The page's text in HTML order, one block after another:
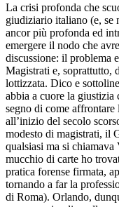
La crisi profonda che
giudiziario italiano (e, se
ancor più profonda ed
emergere il nodo che
discussione: il problema
Magistrati e, soprattutto,
lottizzata. Dico e
abbia a cuore la giustizia
segno di come affrontare
all’inizio del secolo
modesto di magistrati, il
qualsiasi ma si
mucchio di carte ho
pratica forense firmata,
tornando a far la
di Roma). Orlando,